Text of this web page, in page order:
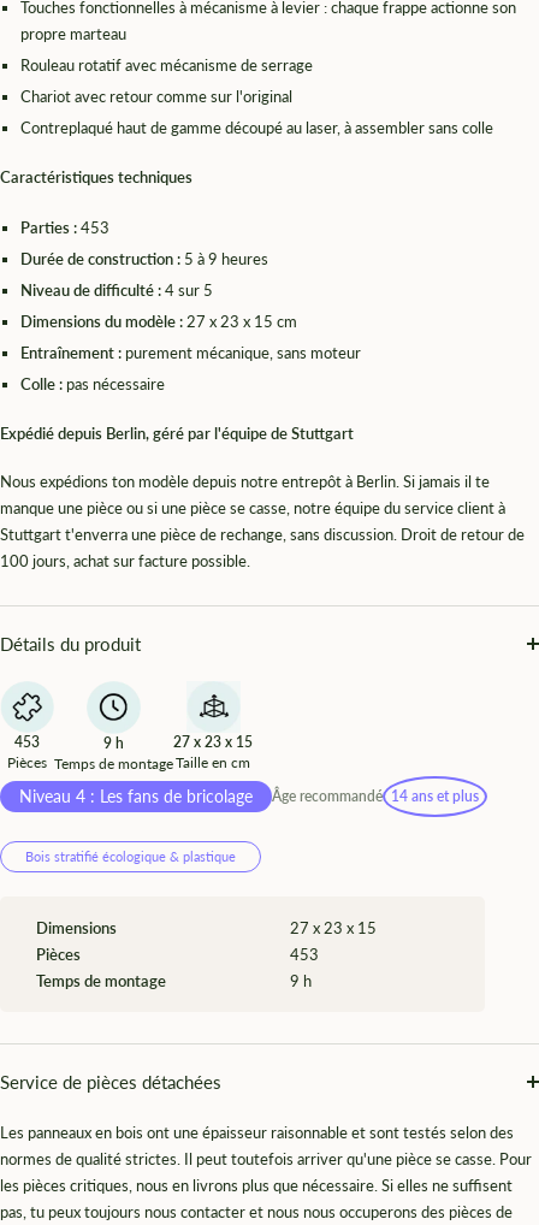
Touches fonctionnelles à mécanisme à levier : chaque frappe actionne son
propre marteau
Rouleau rotatif avec mécanisme de serrage
Chariot avec retour comme sur l'original
Contreplaqué haut de gamme découpé au laser, à assembler sans colle
Caractéristiques techniques
Parties :453
Durée de construction :5 à 9 heures
Niveau de difficulté :4 sur 5
Dimensions du modèle :27 x 23 x 15 cm
Entraînement :purement mécanique, sans moteur
Colle :pas nécessaire
Expédié depuis Berlin, géré par l'équipe de Stuttgart
Nous expédions ton modèle depuis notre entrepôt à Berlin. Si jamais il te
manque une pièce ou si une pièce se casse, notre équipe du service client à
Stuttgart t'enverra une pièce de rechange, sans discussion. Droit de retour de
100 jours, achat sur facture possible.
Détails du produit
453
Pièces
9 h
Temps de montage
27 x 23 x 15
Taille en cm
Niveau 4 : Les fans de bricolage Âge recommandé 14 ans et plus
Bois stratifié écologique & plastique
Dimensions
27 x 23 x 15
Pièces
453
Temps de montage
9 h
Service de pièces détachées
Les panneaux en bois ont une épaisseur raisonnable et sont testés selon des
normes de qualité strictes. Il peut toutefois arriver qu'une pièce se casse. Pour
les pièces critiques, nous en livrons plus que nécessaire. Si elles ne suffisent
pas, tu peux toujours nous contacter et nous nous occuperons des pièces de